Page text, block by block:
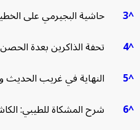
حاشية البجيرمي على الخطيب، 2/
تحفة الذاكرين بعدة الحصن
النهاية في غريب الحديث والأثر، 2/ 272، مادة
شرح المشكاة للطيبي: الكاشف